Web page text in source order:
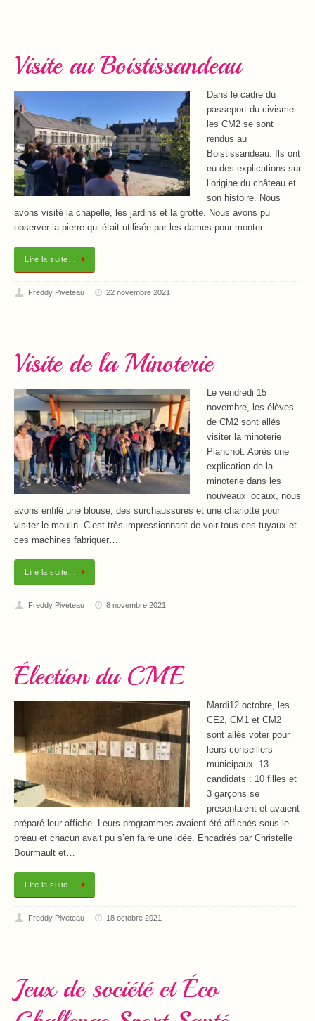
Visite au Boistissandeau
Dans le cadre du
passeport du civisme
les CM2 se sont
rendus au
Boistissandeau. Ils ont
eu des explications sur
l’origine du château et
son histoire. Nous
avons visité la chapelle, les jardins et la grotte. Nous avons pu
observer la pierre qui était utilisée par les dames pour monter…
Lire la suite…
Freddy Piveteau 22 novembre 2021
Visite de la Minoterie
Le vendredi 15
novembre, les élèves
de CM2 sont allés
visiter la minoterie
Planchot. Après une
explication de la
minoterie dans les
nouveaux locaux, nous
avons enfilé une blouse, des surchaussures et une charlotte pour
visiter le moulin. C’est très impressionnant de voir tous ces tuyaux et
ces machines fabriquer…
Lire la suite…
Freddy Piveteau 8 novembre 2021
Élection du CME
Mardi12 octobre, les
CE2, CM1 et CM2
sont allés voter pour
leurs conseillers
municipaux. 13
candidats : 10 filles et
3 garçons se
présentaient et avaient
préparé leur affiche. Leurs programmes avaient été affichés sous le
préau et chacun avait pu s’en faire une idée. Encadrés par Christelle
Bourmault et…
Lire la suite…
Freddy Piveteau 18 octobre 2021
Jeux de société et Éco